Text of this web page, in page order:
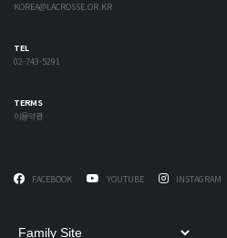
KOREA@LACROSSE.OR.KR
TEL
02-743-5291
TERMS
이용약관
FACEBOOK YOUTUBE INSTAGRAM